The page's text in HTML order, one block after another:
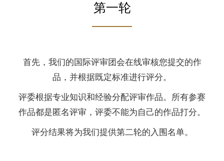
第一轮
首先，我们的国际评审团会在线审核您提交的作
品，并根据既定标准进行评分。
评委根据专业知识和经验分配评审作品。所有参赛
作品都是匿名评审，评委不能为自己的作品打分。
评分结果将为我们提供第二轮的入围名单。